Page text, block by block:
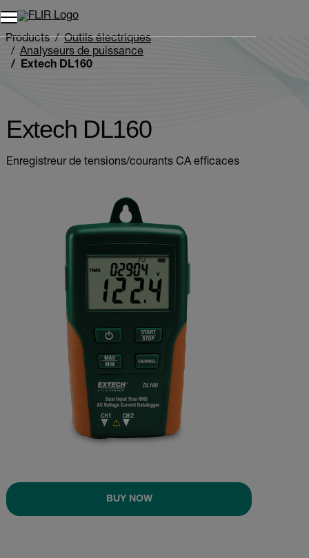
Unread messages
Modèle
Supprimer
articles
Ajouter au panier
Ajouté au panier
Products
Outils électriques
Analyseurs de puissance
Extech DL160
Extech DL160
Enregistreur de tensions/courants CA efficaces
BUY NOW